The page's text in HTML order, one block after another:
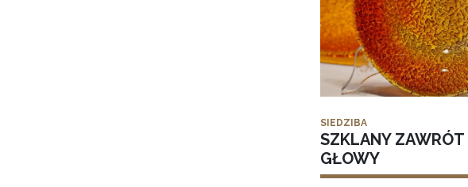
SIEDZIBA
SZKLANY ZAWRÓT
GŁOWY